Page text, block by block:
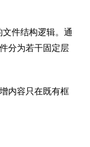
件结构逻辑。通
分为若干固定层
内容只在既有框